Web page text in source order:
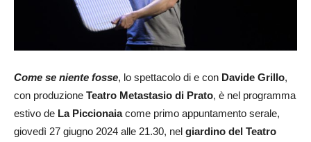
Come se niente fosse, lo spettacolo di e con Davide Grillo,
con produzione Teatro Metastasio di Prato, è nel programma
estivo de La Piccionaiacome primo appuntamento serale,
giovedì 27 giugno 2024 alle 21.30, nel giardino del Teatro